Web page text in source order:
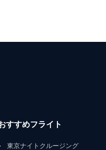
すすめフライト
東京ナイトクルージング